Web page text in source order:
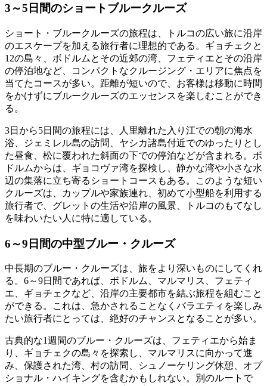
3～5日間のショートブルークルーズ
ショート・ブルークルーズの旅程は、トルコの広い旅に沿岸
のエスケープを加える旅行者に理想的である。ギョチェクと
12の島々、ボドルムとその近郊の湾、フェティエとその沿岸
の停泊地など、コンパクトなクルージング・エリアに焦点を
当てたコースが多い。距離が短いので、お客様は移動に時間
をかけずにブルークルーズのエッセンスを楽しむことができ
る。
3日から5日間の旅程には、人里離れた入り江での朝の海水
浴、ジェミレル島の訪問、ヤシカ諸島付近でのゆったりとし
た昼食、松に覆われた斜面の下での停泊などが含まれる。ボ
ドルムからは、ギョコヴァ湾を探検し、静かな湾や小さな水
辺の集落に立ち寄るショートコースもある。このような短い
クルーズは、カップルや家族連れ、初めて小型船を利用する
旅行者で、グレットの生活や沿岸の風景、トルコのもてなし
を味わいたい人に特に適している。
6～9日間の中型ブルー・クルーズ
中長期のブルー・クルーズは、旅をより深いものにしてくれ
る。6～9日間であれば、ボドルム、マルマリス、フェティ
エ、ギョチェクなど、沿岸の主要都市を結ぶ旅程を組むこと
ができる。これは、急かされることなくバラエティを楽しみ
たい旅行者にとっては、絶好のチャンスとなることが多い。
古典的な1週間のブルー・クルーズは、フェティエから始ま
り、ギョチェクの島々を探索し、マルマリスに向かって進
み、保護された湾、村の訪問、シュノーケリング休憩、オプ
ショナル・ハイキングを含むかもしれない。別のルートで